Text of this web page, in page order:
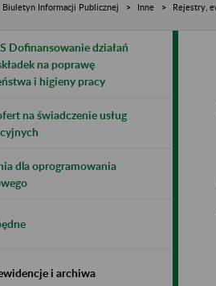
Biuletyn Informacji Publicznej Inne Rejestry,
Dofinansowanie działań
na poprawę
i higieny pracy
na świadczenie usług
dla oprogramowania
i archiwa